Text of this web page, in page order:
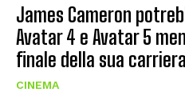
James Cameron
Avatar 4 e Avatar 5
finale della sua carriera
CINEMA